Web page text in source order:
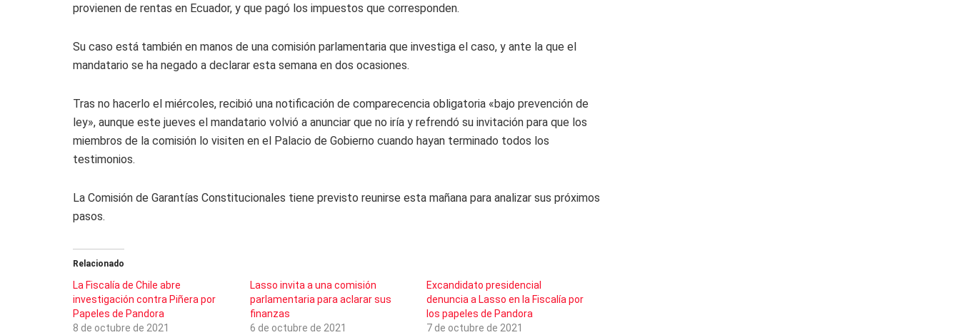
provienen de rentas en Ecuador, y que pagó los impuestos que corresponden.
Su caso está también en manos de una comisión parlamentaria que investiga el caso, y ante la que el
mandatario se ha negado a declarar esta semana en dos ocasiones.
Tras no hacerlo el miércoles, recibió una notificación de comparecencia obligatoria «bajo prevención de
ley», aunque este jueves el mandatario volvió a anunciar que no iría y refrendó su invitación para que los
miembros de la comisión lo visiten en el Palacio de Gobierno cuando hayan terminado todos los
testimonios.
La Comisión de Garantías Constitucionales tiene previsto reunirse esta mañana para analizar sus próximos
pasos.
Relacionado
La Fiscalía de Chile abre
investigación contra Piñera por
Papeles de Pandora
8 de octubre de 2021
Lasso invita a una comisión
parlamentaria para aclarar sus
finanzas
6 de octubre de 2021
Excandidato presidencial
denuncia a Lasso en la Fiscalía por
los papeles de Pandora
7 de octubre de 2021